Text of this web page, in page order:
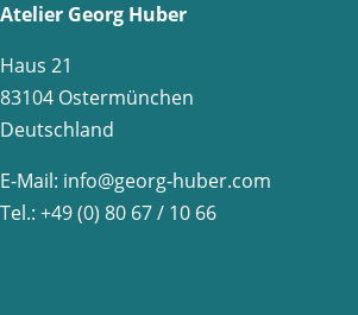
Atelier Georg Huber
Haus 21
83104 Ostermünchen
Deutschland
E-Mail: info@georg-huber.com
Tel.: +49 (0) 80 67 / 10 66